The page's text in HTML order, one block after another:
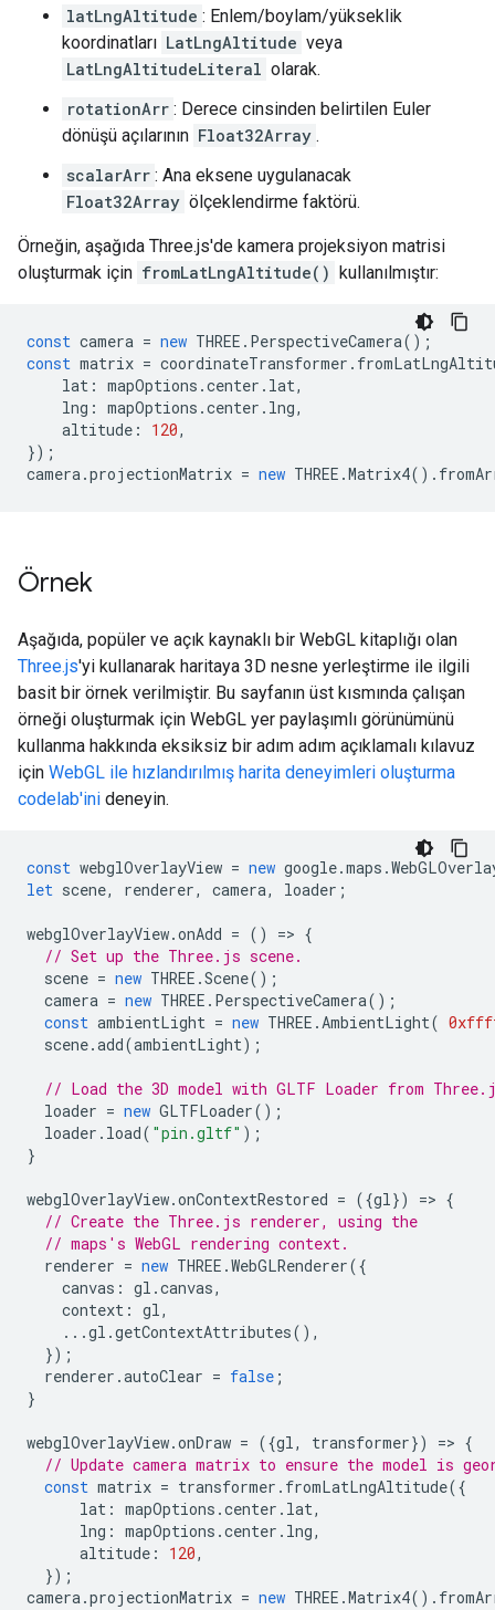
latLngAltitude : Enlem/boylam/yükseklik
koordinatları LatLngAltitude veya
LatLngAltitudeLiteral olarak.
rotationArr : Derece cinsinden belirtilen Euler
dönüşü açılarının Float32Array .
scalarArr : Ana eksene uygulanacak
Float32Array ölçeklendirme faktörü.
Örneğin, aşağıda Three.js'de kamera projeksiyon matrisi
oluşturmak için fromLatLngAltitude() kullanılmıştır:
const camera = new THREE . PerspectiveCamera();
const matrix = coordinateTransformer .
lat : mapOptions .center . lat,
lng : mapOptions .center . lng,
altitude : 120,
});
camera.projectionMatrix = new THREE .Matrix4().
Örnek
Aşağıda, popüler ve açık kaynaklı bir WebGL kitaplığı olan
Three.js'yi kullanarak haritaya 3D nesne yerleştirme ile ilgili
basit bir örnek verilmiştir. Bu sayfanın üst kısmında çalışan
örneği oluşturmak için WebGL yer paylaşımlı görünümünü
kullanma hakkında eksiksiz bir adım adım açıklamalı kılavuz
için WebGL ile hızlandırılmış harita deneyimleri oluşturma
codelab'ini deneyin.
const webglOverlayView = new google.maps .
let scene, renderer, camera, loader ;
webglOverlayView.onAdd = () => {
// Set up the Three.js scene.
scene = new THREE .Scene();
camera = new THREE . PerspectiveCamera();
const ambientLight = new THREE .AmbientLight(
scene.add(ambientLight);
// Load the 3D model with GLTF Loader from
loader = new GLTFLoader();
loader . load( "pin.gltf" );
}
webglOverlayView.onContextRestored = ({gl}) => {
// Create the Three.js renderer, using the
// maps's WebGL rendering context.
renderer = new THREE .WebGLRenderer({
canvas : gl .canvas,
context : gl,
...gl .getContextAttributes(),
});
renderer .autoClear = false ;
}
webglOverlayView.onDraw = ({gl, transformer}) => {
// Update camera matrix to ensure the model is
const matrix = transformer . fromLatLngAltitude({
lat : mapOptions .center . lat,
lng : mapOptions .center . lng,
altitude : 120,
});
camera.projectionMatrix = new THREE .Matrix4().